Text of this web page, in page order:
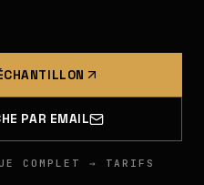
PAR EMAIL
COMPLET → TARIFS